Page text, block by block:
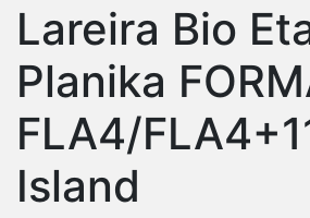
Lareira Bio
Planika
FLA4/
Island